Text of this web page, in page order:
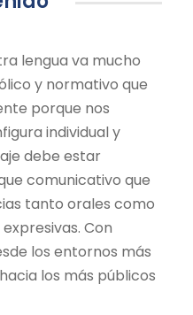
lengua va mucho
y normativo que
porque nos
individual y
debe estar
comunicativo que
tanto orales como
Con
los entornos más
los más públicos